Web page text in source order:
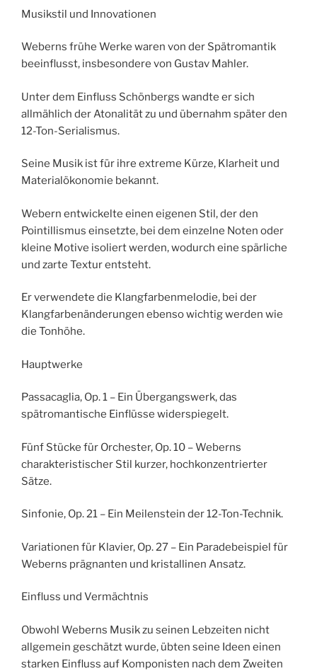
Musikstil und Innovationen
Weberns frühe Werke waren von der Spätromantik
beeinflusst, insbesondere von Gustav Mahler.
Unter dem Einfluss Schönbergs wandte er sich
allmählich der Atonalität zu und übernahm später den
12-Ton-Serialismus.
Seine Musik ist für ihre extreme Kürze, Klarheit und
Materialökonomie bekannt.
Webern entwickelte einen eigenen Stil, der den
Pointillismus einsetzte, bei dem einzelne Noten oder
kleine Motive isoliert werden, wodurch eine spärliche
und zarte Textur entsteht.
Er verwendete die Klangfarbenmelodie, bei der
Klangfarbenänderungen ebenso wichtig werden wie
die Tonhöhe.
Hauptwerke
Passacaglia, Op. 1 – Ein Übergangswerk, das
spätromantische Einflüsse widerspiegelt.
Fünf Stücke für Orchester, Op. 10 – Weberns
charakteristischer Stil kurzer, hochkonzentrierter
Sätze.
Sinfonie, Op. 21 – Ein Meilenstein der 12-Ton-Technik.
Variationen für Klavier, Op. 27 – Ein Paradebeispiel für
Weberns prägnanten und kristallinen Ansatz.
Einfluss und Vermächtnis
Obwohl Weberns Musik zu seinen Lebzeiten nicht
allgemein geschätzt wurde, übten seine Ideen einen
starken Einfluss auf Komponisten nach dem Zweiten